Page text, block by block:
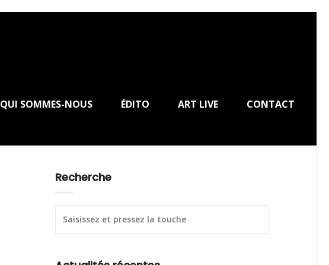
QUI SOMMES-NOUS ÉDITO ART LIVE CONTACT
Recherche